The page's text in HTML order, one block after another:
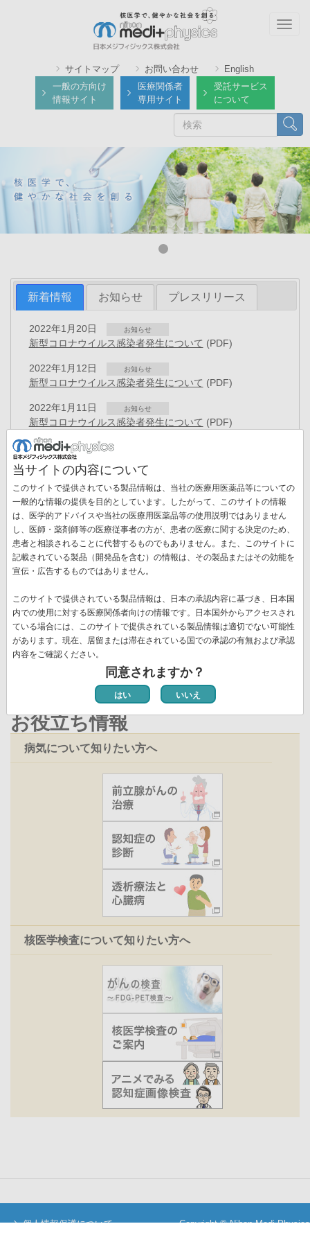
サイトマップ お問い合わせ
English
一般の方向け
情報サイト
医療関係者
専用サイト
受託サービス
について
検索
新着情報 お知らせ プレスリリース
2022年1月20日 お知らせ
新型コロナウイルス感染者発生について (PDF)
2022年1月12日 お知らせ
新型コロナウイルス感染者発生について (PDF)
2022年1月11日 お知らせ
新型コロナウイルス感染者発生について (PDF)
2021年11月17日
特異的かつ簡便な抗体修飾技術に関する特許を取得 ～セ
ラノスティクスを具現化する放射性金属核種の抗体への付
加技術～(PDF)
2021年9月01日 お知らせ
新型コロナウイルス感染者発生について(PDF)
ペ
ー
ジ先
頭
ペ
ー
ジ
« 最初
前
ペ
ー
ジ
‹‹
ペ
ー
ジ
9
ペ
ー
ジ
10
ペ
ジ
11
ペ
ジ
12
カ
ン
ト
ペ
ー
13
ペ
ジ
14
ー
ジ
ー
ジ
ー
ジ
ペ
ー
ジ
終
ペ
ー
新着情報一覧
お役立ち情報
病気について知りたい方へ
核医学検査について知りたい方へ
個人情報保護について
Copyright © Nihon Medi-Physics
当サイトの内容について
このサイトで提供されている製品情報は、当社の医療用医薬品等についての
一般的な情報の提供を目的としています。したがって、このサイトの情報
は、医学的アドバイスや当社の医療用医薬品等の使用説明ではありません
し、医師・薬剤師等の医療従事者の方が、患者の医療に関する決定のため、
患者と相談されることに代替するものでもありません。また、このサイトに
記載されている製品（開発品を含む）の情報は、その製品またはその効能を
宣伝・広告するものではありません。
このサイトで提供されている製品情報は、日本の承認内容に基づき、日本国
内での使用に対する医療関係者向けの情報です。日本国外からアクセスされ
ている場合には、このサイトで提供されている製品情報は適切でない可能性
があります。現在、居留または滞在されている国での承認の有無および承認
内容をご確認ください。
同意されますか？
はい いいえ